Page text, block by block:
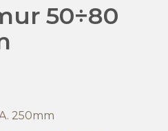
50÷80
250mm